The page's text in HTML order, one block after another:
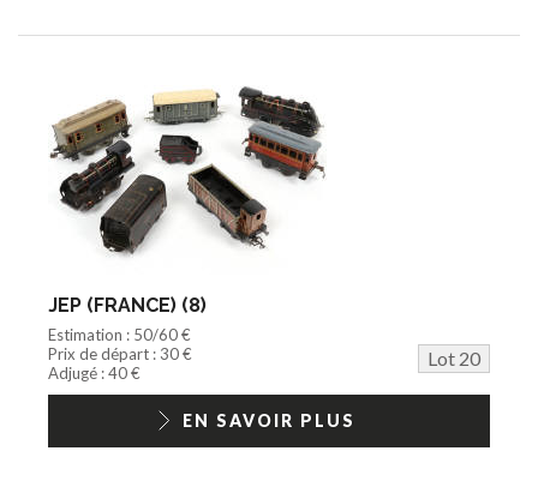
JEP (FRANCE) (8)
Estimation : 50/60 €
Prix de départ : 30 €
Lot 20
Adjugé : 40 €
EN SAVOIR PLUS